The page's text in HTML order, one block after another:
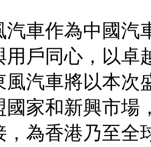
作為中國汽
用戶同心，以卓
風汽車將以本次
國家和新興市場
，為香港乃至全